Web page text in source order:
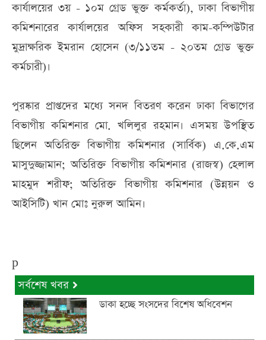
কার্যালয়ের ৩য় - ১০ম গ্রেড ভুক্ত কর্মকর্তা), ঢাকা বিভাগীয়
কমিশনারের কার্যালয়ের অফিস সহকারী কাম-কম্পিউটার
মুদ্রাক্ষরিক ইমরান হোসেন (৩/১১তম - ২০তম গ্রেড ভুক্ত
কর্মচারী)।
পুরষ্কার প্রাপ্তদের মধ্যে সনদ বিতরণ করেন ঢাকা বিভাগের
বিভাগীয় কমিশনার মো. খলিলুর রহমান। এসময় উপস্থিত
ছিলেন অতিরিক্ত বিভাগীয় কমিশনার (সার্বিক) এ.কে.এম
মাসুদুজ্জামান; অতিরিক্ত বিভাগীয় কমিশনার (রাজস্ব) হেলাল
মাহমুদ শরীফ; অতিরিক্ত বিভাগীয় কমিশনার (উন্নয়ন ও
আইসিটি) খান মোঃ নুরুল আমিন।
p
সর্বশেষ খবর
ডাকা হচ্ছে সংসদের বিশেষ অধিবেশন